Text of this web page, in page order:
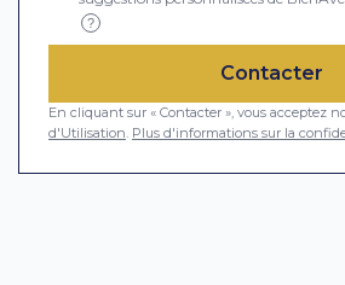
?
Contacter
En cliquant sur « Contacter », vous acceptez
d'Utilisation Plus d'informations sur la